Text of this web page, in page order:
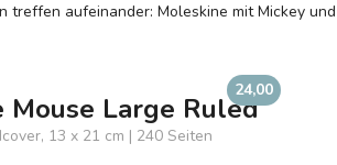
treffen aufeinander: Moleskine mit Mickey
24,00
Mouse Large Ruled
13 x 21 cm | 240 Seiten